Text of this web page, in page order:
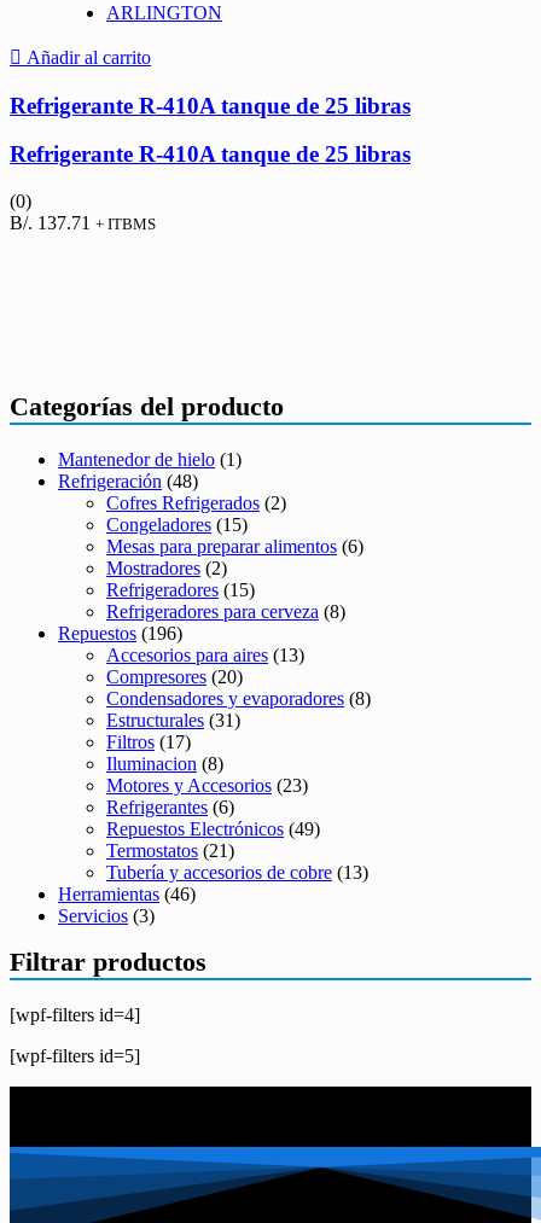
ARLINGTON
Añadir al carrito
Refrigerante R-410A tanque de 25 libras
Refrigerante R-410A tanque de 25 libras
(0)
B/. 137.71 + ITBMS
Categorías del producto
Mantenedor de hielo (1)
Refrigeración (48)
Cofres Refrigerados (2)
Congeladores (15)
Mesas para preparar alimentos (6)
Mostradores (2)
Refrigeradores (15)
Refrigeradores para cerveza (8)
Repuestos (196)
Accesorios para aires (13)
Compresores (20)
Condensadores y evaporadores (8)
Estructurales (31)
Filtros (17)
Iluminacion (8)
Motores y Accesorios (23)
Refrigerantes (6)
Repuestos Electrónicos (49)
Termostatos (21)
Tubería y accesorios de cobre (13)
Herramientas (46)
Servicios (3)
Filtrar productos
[wpf-filters id=4]
[wpf-filters id=5]